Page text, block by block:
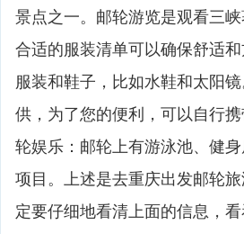
景点之一。邮轮游览是观看三
合适的服装清单可以确保舒适
服装和鞋子，比如水鞋和太阳
供，为了您的便利，可以自行
轮娱乐：邮轮上有游泳池、健
项目。上述是去重庆出发邮轮
定要仔细地看清上面的信息，